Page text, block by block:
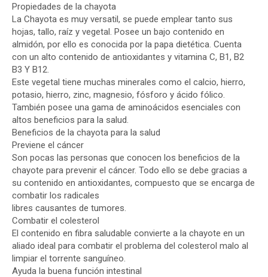
Propiedades de la chayota
La Chayota es muy versatil, se puede emplear tanto sus
hojas, tallo, raíz y vegetal. Posee un bajo contenido en
almidón, por ello es conocida por la papa dietética. Cuenta
con un alto contenido de antioxidantes y vitamina C, B1, B2
B3 Y B12.
Este vegetal tiene muchas minerales como el calcio, hierro,
potasio, hierro, zinc, magnesio, fósforo y ácido fólico.
También posee una gama de aminoácidos esenciales con
altos beneficios para la salud.
Beneficios de la chayota para la salud
Previene el cáncer
Son pocas las personas que conocen los beneficios de la
chayote para prevenir el cáncer. Todo ello se debe gracias a
su contenido en antioxidantes, compuesto que se encarga de
combatir los radicales
libres causantes de tumores.
Combatir el colesterol
El contenido en fibra saludable convierte a la chayote en un
aliado ideal para combatir el problema del colesterol malo al
limpiar el torrente sanguíneo.
Ayuda la buena función intestinal